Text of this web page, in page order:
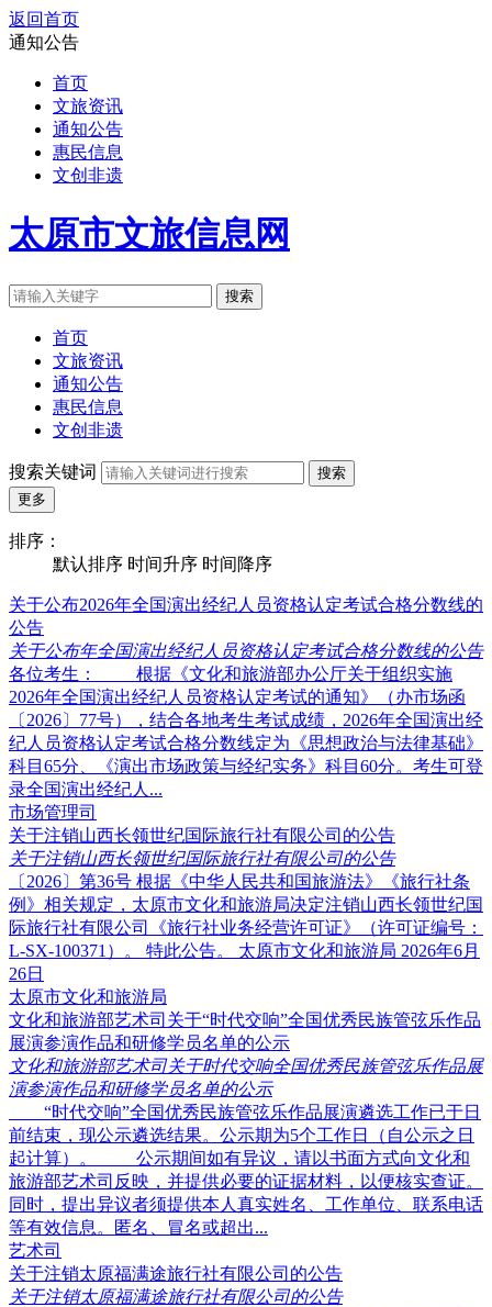
返回首页
通知公告
首页
文旅资讯
通知公告
惠民信息
文创非遗
太原市文旅信息网
搜索
首页
文旅资讯
通知公告
惠民信息
文创非遗
搜索关键词
搜索
更多
排序：
默认排序 时间升序 时间降序
关于公布2026年全国演出经纪人员资格认定考试合格分数线的
公告
关于公布年全国演出经纪人员资格认定考试合格分数线的公告
各位考生： 根据《文化和旅游部办公厅关于组织实施
2026年全国演出经纪人员资格认定考试的通知》（办市场函
〔2026〕77号），结合各地考生考试成绩，2026年全国演出经
纪人员资格认定考试合格分数线定为《思想政治与法律基础》
科目65分、《演出市场政策与经纪实务》科目60分。考生可登
录全国演出经纪人...
市场管理司
关于注销山西长领世纪国际旅行社有限公司的公告
关于注销山西长领世纪国际旅行社有限公司的公告
〔2026〕第36号 根据《中华人民共和国旅游法》《旅行社条
例》相关规定，太原市文化和旅游局决定注销山西长领世纪国
际旅行社有限公司《旅行社业务经营许可证》（许可证编号：
L-SX-100371）。 特此公告。 太原市文化和旅游局 2026年6月
26日
太原市文化和旅游局
文化和旅游部艺术司关于“时代交响”全国优秀民族管弦乐作品
展演参演作品和研修学员名单的公示
文化和旅游部艺术司关于时代交响全国优秀民族管弦乐作品展
演参演作品和研修学员名单的公示
“时代交响”全国优秀民族管弦乐作品展演遴选工作已于日
前结束，现公示遴选结果。公示期为5个工作日（自公示之日
起计算）。 公示期间如有异议，请以书面方式向文化和
旅游部艺术司反映，并提供必要的证据材料，以便核实查证。
同时，提出异议者须提供本人真实姓名、工作单位、联系电话
等有效信息。匿名、冒名或超出...
艺术司
关于注销太原福满途旅行社有限公司的公告
关于注销太原福满途旅行社有限公司的公告